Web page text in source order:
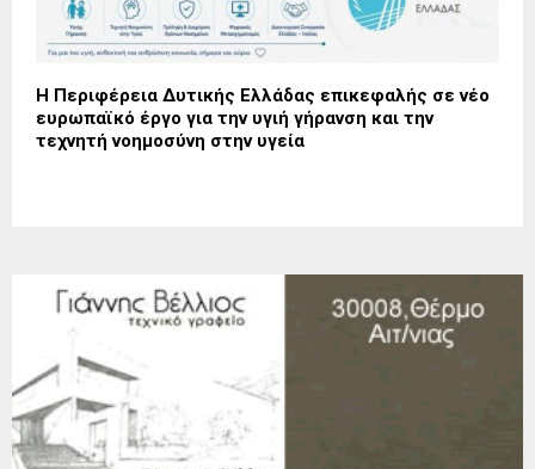
Η Περιφέρεια Δυτικής Ελλάδας επικεφαλής σε νέο
ευρωπαϊκό έργο για την υγιή γήρανση και την
τεχνητή νοημοσύνη στην υγεία